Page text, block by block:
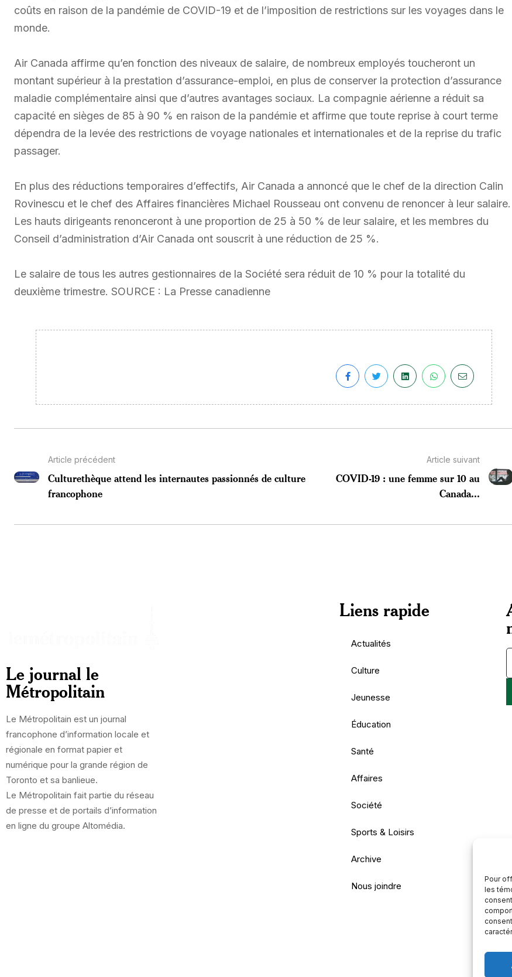
Pour
les
coûts en raison de la pandémie de COVID-19 et de l’imposition de restrictions sur les voyages dans le
monde.
Air Canada affirme qu’en fonction des niveaux de salaire, de nombreux employés toucheront un
montant supérieur à la prestation d’assurance-emploi, en plus de conserver la protection d’assurance
maladie complémentaire ainsi que d’autres avantages sociaux. La compagnie aérienne a réduit sa
capacité en sièges de 85 à 90 % en raison de la pandémie et affirme que toute reprise à court terme
dépendra de la levée des restrictions de voyage nationales et internationales et de la reprise du trafic
passager.
En plus des réductions temporaires d’effectifs, Air Canada a annoncé que le chef de la direction Calin
Rovinescu et le chef des Affaires financières Michael Rousseau ont convenu de renoncer à leur salaire.
Les hauts dirigeants renonceront à une proportion de 25 à 50 % de leur salaire, et les membres du
Conseil d’administration d’Air Canada ont souscrit à une réduction de 25 %.
Le salaire de tous les autres gestionnaires de la Société sera réduit de 10 % pour la totalité du
deuxième trimestre. SOURCE : La Presse canadienne
Article précédent
Culturethèque attend les internautes passionnés de culture
francophone
Article suivant
COVID-19 : une femme sur 10 au
Canada...
Le journal le
Métropolitain
Le Métropolitain est un journal
francophone d’information locale et
régionale en format papier et
numérique pour la grande région de
Toronto et sa banlieue.
Le Métropolitain fait partie du réseau
de presse et de portails d’information
en ligne du groupe Altomédia.
Liens rapide
Actualités
Culture
Jeunesse
Éducation
Santé
Affaires
Société
Sports & Loisirs
Archive
Nous joindre